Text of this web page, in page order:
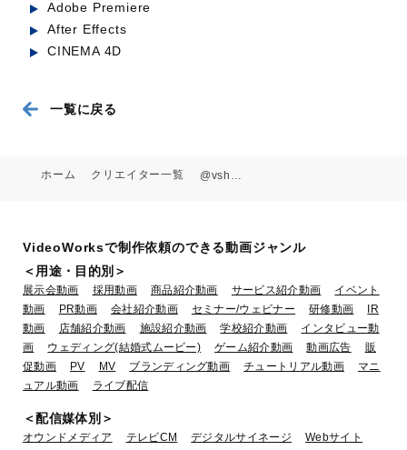
3D Intro - Alshaya
S4FE - Blockchain
Adobe Premiere
After Effects
CINEMA 4D
一覧に戻る
ホーム クリエイター一覧 @vshimamoto
VideoWorksで制作依頼のできる動画ジャンル
＜用途・目的別＞
展示会動画 採用動画 商品紹介動画 サービス紹介動画
イベント
動画
PR動画 会社紹介動画 セミナー/ウェビナー 研修動画
IR
動画
店舗紹介動画 施設紹介動画 学校紹介動画
インタビュー動
画
ウェディング(結婚式ムービー) ゲーム紹介動画 動画広告
販
促動画
PV MV ブランディング動画 チュートリアル動画
マニ
ュアル動画
ライブ配信
＜配信媒体別＞
オウンドメディア テレビCM デジタルサイネージ Webサイト